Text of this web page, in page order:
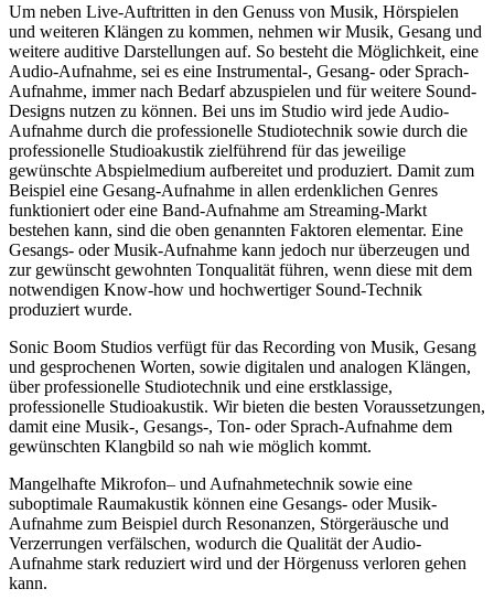
Um neben Live-Auftritten in den Genuss von Musik, Hörspielen
und weiteren Klängen zu kommen, nehmen wir Musik, Gesang und
weitere auditive Darstellungen auf. So besteht die Möglichkeit, eine
Audio-Aufnahme, sei es eine Instrumental-, Gesang- oder Sprach-
Aufnahme, immer nach Bedarf abzuspielen und für weitere Sound-
Designs nutzen zu können. Bei uns im Studio wird jede Audio-
Aufnahme durch die professionelle Studiotechnik sowie durch die
professionelle Studioakustik zielführend für das jeweilige
gewünschte Abspielmedium aufbereitet und produziert. Damit zum
Beispiel eine Gesang-Aufnahme in allen erdenklichen Genres
funktioniert oder eine Band-Aufnahme am Streaming-Markt
bestehen kann, sind die oben genannten Faktoren elementar. Eine
Gesangs- oder Musik-Aufnahme kann jedoch nur überzeugen und
zur gewünscht gewohnten Tonqualität führen, wenn diese mit dem
notwendigen Know-how und hochwertiger Sound-Technik
produziert wurde.
Sonic Boom Studios verfügt für das Recording von Musik, Gesang
und gesprochenen Worten, sowie digitalen und analogen Klängen,
über professionelle Studiotechnik und eine erstklassige,
professionelle Studioakustik. Wir bieten die besten Voraussetzungen,
damit eine Musik-, Gesangs-, Ton- oder Sprach-Aufnahme dem
gewünschten Klangbild so nah wie möglich kommt.
Mangelhafte Mikrofon– und Aufnahmetechnik sowie eine
suboptimale Raumakustik können eine Gesangs- oder Musik-
Aufnahme zum Beispiel durch Resonanzen, Störgeräusche und
Verzerrungen verfälschen, wodurch die Qualität der Audio-
Aufnahme stark reduziert wird und der Hörgenuss verloren gehen
kann.